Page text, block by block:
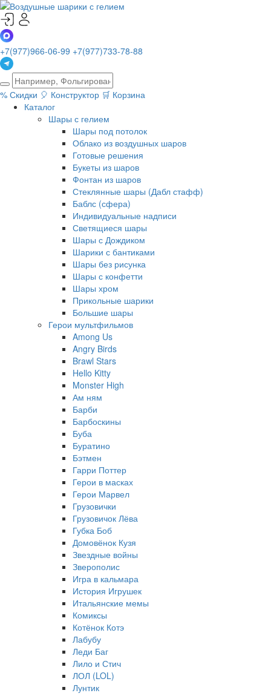
+7(977)966-06-99 +7(977)733-78-88
% Скидки 🎈 Конструктор 🛒 Корзина
Каталог
Шары с гелием
Шары под потолок
Облако из воздушных шаров
Готовые решения
Букеты из шаров
Фонтан из шаров
Стеклянные шары (Дабл стафф)
Баблс (сфера)
Индивидуальные надписи
Светящиеся шары
Шары с Дождиком
Шарики с бантиками
Шары без рисунка
Шары с конфетти
Шары хром
Прикольные шарики
Большие шары
Герои мультфильмов
Among Us
Angry Birds
Brawl Stars
Hello Kitty
Monster High
Ам ням
Барби
Барбоскины
Буба
Буратино
Бэтмен
Гарри Поттер
Герои в масках
Герои Марвел
Грузовички
Грузовичок Лёва
Губка Боб
Домовёнок Кузя
Звездные войны
Зверополис
Игра в кальмара
История Игрушек
Итальянские мемы
Комиксы
Котёнок Котэ
Лабубу
Леди Баг
Лило и Стич
ЛОЛ (LOL)
Лунтик